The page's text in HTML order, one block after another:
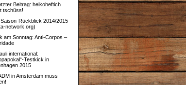
Beitrag: heikoheftich
tschüss!
Rückblick 2014/2015
network.org)
am Sonntag: Anti-Corpos –
international:
Testkick in
2015
in Amsterdam muss